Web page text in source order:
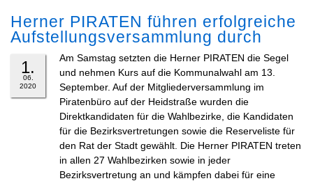
Herner PIRATEN führen erfolgreiche
Aufstellungsversammlung durch
1.
06.
2020
Am Samstag setzten die Herner PIRATEN die Segel
und nehmen Kurs auf die Kommunalwahl am 13.
September. Auf der Mitgliederversammlung im
Piratenbüro auf der Heidstraße wurden die
Direktkandidaten für die Wahlbezirke, die Kandidaten
für die Bezirksvertretungen sowie die Reserveliste für
den Rat der Stadt gewählt. Die Herner PIRATEN treten
in allen 27 Wahlbezirken sowie in jeder
Bezirksvertretung an und kämpfen dabei für eine